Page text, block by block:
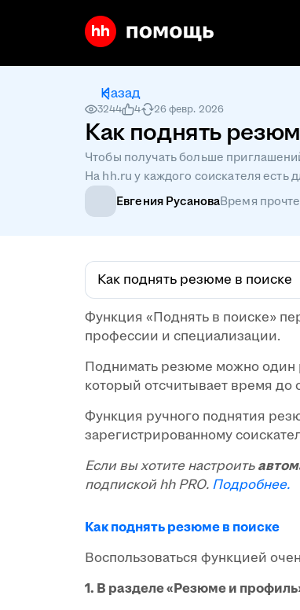
Назад
3244 4 26 февр. 2026
Как поднять
Чтобы получать больше
На hh.ru у каждого соискателя есть
Евгения РусановаВремя
Как поднять резюме в поиске
Функция «Поднять в поиске»
профессии и специализации.
Поднимать резюме можно один
который отсчитывает время
Функция ручного поднятия
зарегистрированному
Если вы хотите настроить
подпиской hh PRO. Подробнее.
Как поднять резюме в поиске
Воспользоваться функцией
1. В разделе «Резюме и